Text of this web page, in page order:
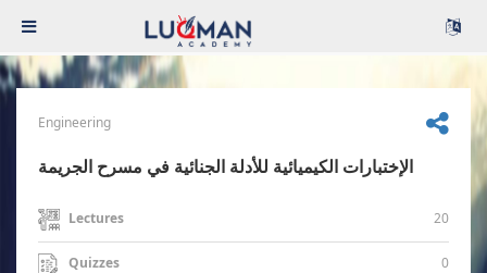
Engineering
الإختبارات الكيميائية للأدلة الجنائية في مسرح الجريمة
Lectures 20
Quizzes 0